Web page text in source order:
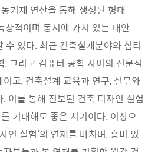
기제 연산을 통해 생성된 형태
창적이며 동시에 가치 있는 대안
수 있다. 최근 건축설계분야와 심리
, 그리고 컴퓨터 공학 사이의 전문적
고, 건축설계 교육과 연구, 실무와
이를 통해 진보된 건축 디자인 실험
기대해도 좋은 시기이다. 이상으
인 실험’의 연재를 마치며, 흥미 있